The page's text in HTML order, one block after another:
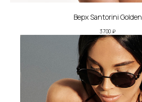
Верх Santorini Golden
3 700 ₽